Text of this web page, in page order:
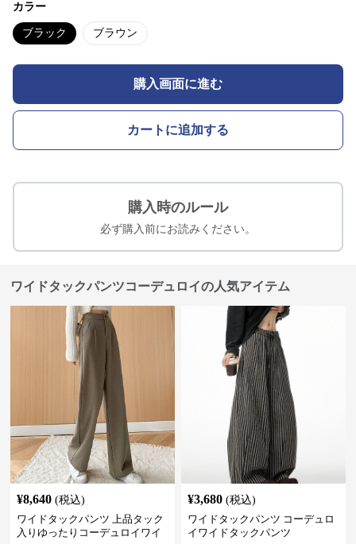
カラー
ブラック ブラウン
購入画面に進む
カートに追加する
購入時のルール
必ず購入前にお読みください。
ワイドタックパンツコーデュロイの人気アイテム
¥8,640 (税込)
ワイドタックパンツ 上品タック
入りゆったりコーデュロイワイ
¥3,680 (税込)
ワイドタックパンツ コーデュロ
イワイドタックパンツ